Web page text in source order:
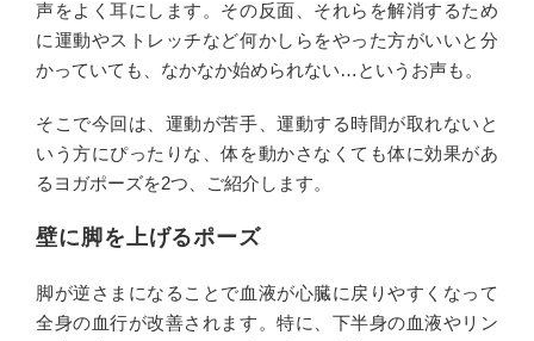
声をよく耳にします。その反面、それらを解消するため
に運動やストレッチなど何かしらをやった方がいいと分
かっていても、なかなか始められない…というお声も。
そこで今回は、運動が苦手、運動する時間が取れないと
いう方にぴったりな、体を動かさなくても体に効果があ
るヨガポーズを2つ、ご紹介します。
壁に脚を上げるポーズ
脚が逆さまになることで血液が心臓に戻りやすくなって
全身の血行が改善されます。特に、下半身の血液やリン